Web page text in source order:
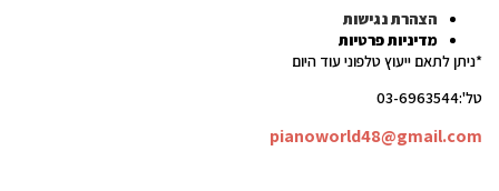
הצהרת נגישות
מדיניות פרטיות
*ניתן לתאם ייעוץ טלפוני עוד היום
טל':03-6963544
pianoworld48@gmail.com